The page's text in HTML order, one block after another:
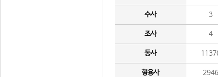
수사 3
조사 4
동사
형용사 2946